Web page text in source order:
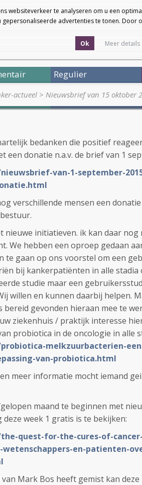
websiteverkeer te analyseren om u een
gepersonaliseerde advertenties te tonen. Door
Ok Meer details
Regulier
actueel > Nieuwsbrief van 15 oktober
bedanken die positief
donatie n.a.v. de brief van 1
van-1-september-
verschillende mensen een
nieuwe initiatieven. ik kan daar nog
We hebben een oproep gedaan
te gaan op ons voorstel om een
bij kankerpatiënten in alle stadia
studie maar een
willen en kunnen daarbij helpen.
gevonden hieraan mee te
ziekenhuis / praktijk interesse
probiotica in de oncologie in alle
melkzuurbacterien-
van-probiotica.html
meer informatie mocht iemand
maand te beginnen met
week 1 gratis is te bekijken:
quest-for-the-cures-of-
wetenschappers-en-patienten-
Mark Bos heeft gemist kan